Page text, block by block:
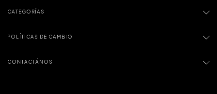
CATEGORÍAS
POLÍTICAS DE CAMBIO
CONTACTÁNOS